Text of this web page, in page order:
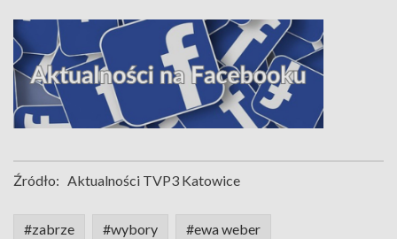
Źródło: Aktualności TVP3 Katowice
#zabrze #wybory #ewa weber